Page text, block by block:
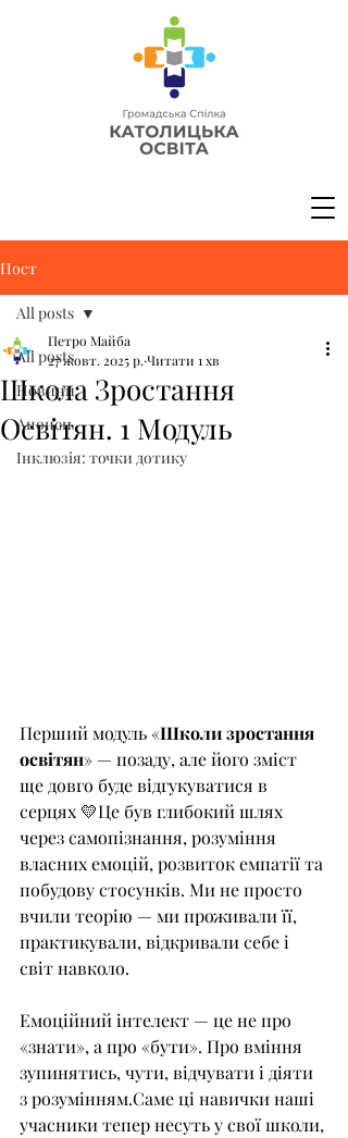
Пост
All posts
Новини
Анонси
Інклюзія: точки дотику
All posts
Школа Зростання
Освітян. 1 Модуль
Петро Майба
27 жовт. 2025 р. Читати 1 хв
Перший модуль «Школи зростання
освітян» — позаду, але його зміст
ще довго буде відгукуватися в
серцях 💛Це був глибокий шлях
через самопізнання, розуміння
власних емоцій, розвиток емпатії та
побудову стосунків. Ми не просто
вчили теорію — ми проживали її,
практикували, відкривали себе і
світ навколо.
Емоційний інтелект — це не про
«знати», а про «бути». Про вміння
зупинятись, чути, відчувати і діяти
з розумінням.Саме ці навички наші
учасники тепер несуть у свої школи,